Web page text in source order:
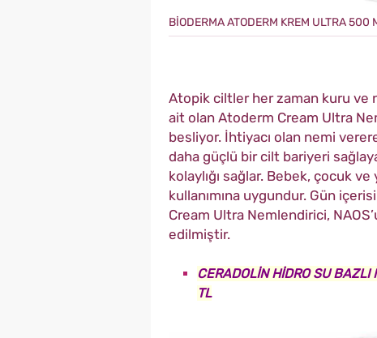
BİODERMA ATODERM KREM ULTRA 500
Atopik ciltler her zaman kuru ve
ait olan Atoderm Cream Ultra
besliyor. İhtiyacı olan nemi
daha güçlü bir cilt bariyeri
kolaylığı sağlar. Bebek, çocuk
kullanımına uygundur. Gün
Cream Ultra Nemlendirici,
edilmiştir.
CERADOLİN HİDRO SU
TL